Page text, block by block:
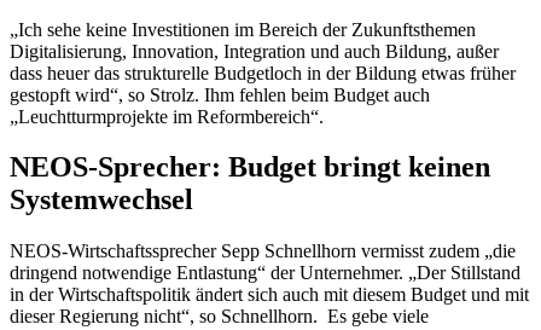
„Ich sehe keine Investitionen im Bereich der Zukunftsthemen
Digitalisierung, Innovation, Integration und auch Bildung, außer
dass heuer das strukturelle Budgetloch in der Bildung etwas früher
gestopft wird“, so Strolz. Ihm fehlen beim Budget auch
„Leuchtturmprojekte im Reformbereich“.
NEOS-Sprecher: Budget bringt keinen
Systemwechsel
NEOS-Wirtschaftssprecher Sepp Schnellhorn vermisst zudem „die
dringend notwendige Entlastung“ der Unternehmer. „Der Stillstand
in der Wirtschaftspolitik ändert sich auch mit diesem Budget und mit
dieser Regierung nicht“, so Schnellhorn. Es gebe viele